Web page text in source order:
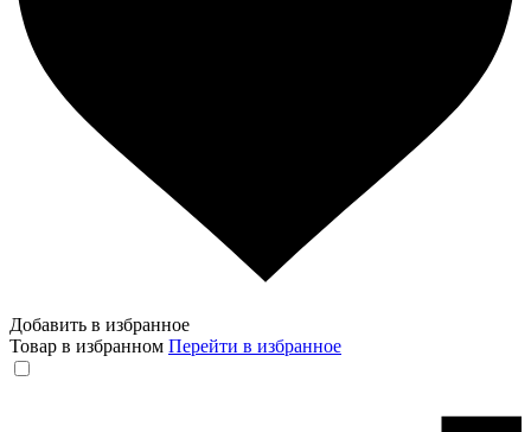
Добавить в избранное
Товар в избранном Перейти в избранное